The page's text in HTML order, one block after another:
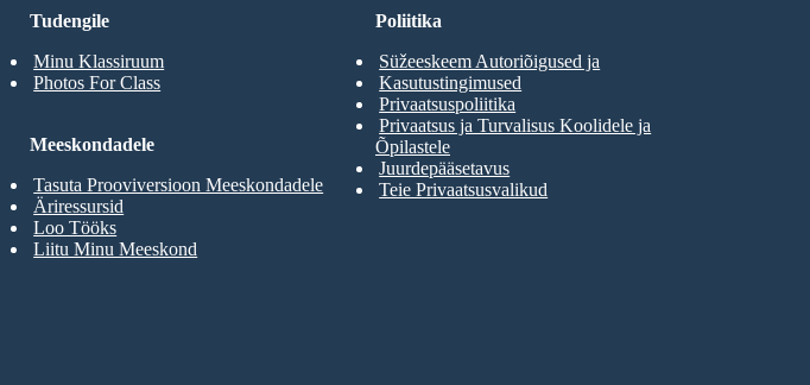
Tudengile
Minu Klassiruum
Photos For Class
Meeskondadele
Tasuta Prooviversioon Meeskondadele
Äriressursid
Loo Tööks
Liitu Minu Meeskond
Poliitika
Süžeeskeem Autoriõigused ja
Kasutustingimused
Privaatsuspoliitika
Privaatsus ja Turvalisus Koolidele ja
Õpilastele
Juurdepääsetavus
Teie Privaatsusvalikud